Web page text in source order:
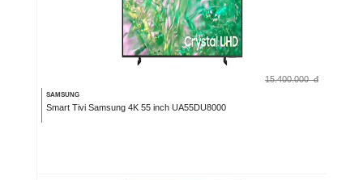
15.400.000 đ
SAMSUNG
Smart Tivi Samsung 4K 55 inch UA55DU8000